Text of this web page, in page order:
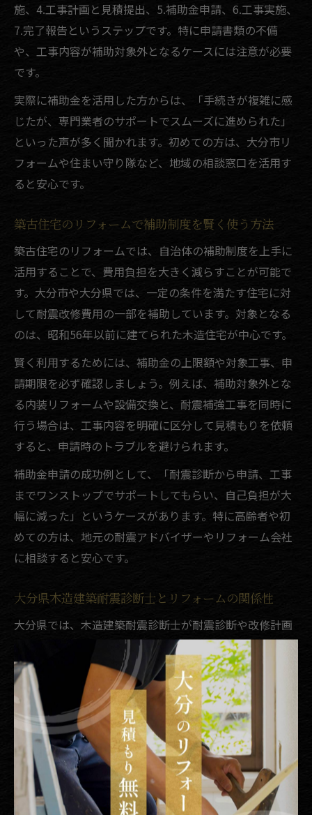
施、4.工事計画と見積提出、5.補助金申請、6.工事実施、
7.完了報告というステップです。特に申請書類の不備
や、工事内容が補助対象外となるケースには注意が必要
です。
実際に補助金を活用した方からは、「手続きが複雑に感
じたが、専門業者のサポートでスムーズに進められた」
といった声が多く聞かれます。初めての方は、大分市リ
フォームや住まい守り隊など、地域の相談窓口を活用す
ると安心です。
築古住宅のリフォームで補助制度を賢く使う方法
築古住宅のリフォームでは、自治体の補助制度を上手に
活用することで、費用負担を大きく減らすことが可能で
す。大分市や大分県では、一定の条件を満たす住宅に対
して耐震改修費用の一部を補助しています。対象となる
のは、昭和56年以前に建てられた木造住宅が中心です。
賢く利用するためには、補助金の上限額や対象工事、申
請期限を必ず確認しましょう。例えば、補助対象外とな
る内装リフォームや設備交換と、耐震補強工事を同時に
行う場合は、工事内容を明確に区分して見積もりを依頼
すると、申請時のトラブルを避けられます。
補助金申請の成功例として、「耐震診断から申請、工事
までワンストップでサポートしてもらい、自己負担が大
幅に減った」というケースがあります。特に高齢者や初
めての方は、地元の耐震アドバイザーやリフォーム会社
に相談すると安心です。
大分県木造建築耐震診断士とリフォームの関係性
大分県では、木造建築耐震診断士が耐震診断や改修計画
の中心的な役割を担っています。診断士は、木造住宅の
構造的な弱点を詳細に調査し、最適なリフォームプラン
を提案します。耐震診断士による診断書は、補助金申請
や工事計画の根拠資料としても活用されます。
リフォーム業者と耐震診断士が連携することで、現実的
な工事内容と予算計画が立てやすくなります。例えば
「壁量の不足を補うための耐震壁設置」や「基礎の補
強」など、専門的な工事も具体的に示されるため、安心